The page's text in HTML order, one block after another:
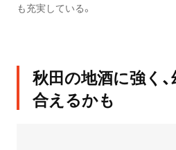
も充実している。
秋田の地酒に強く
合えるかも